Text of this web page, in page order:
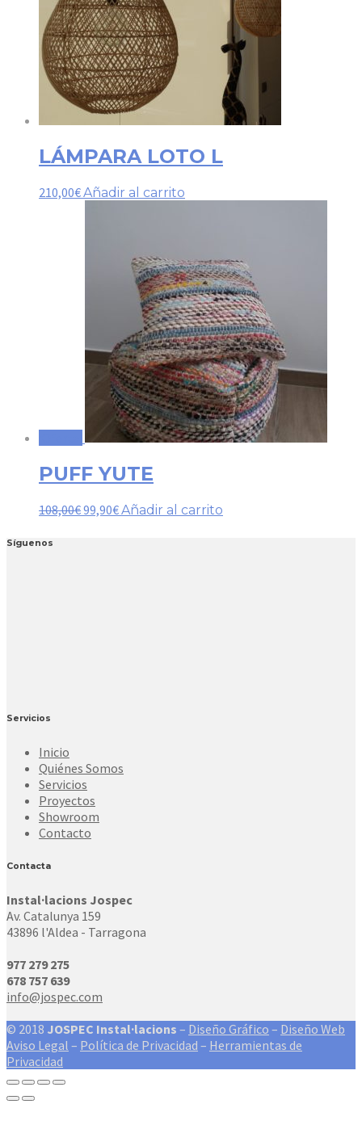
LÁMPARA LOTO L
210,00€Añadir al carrito
PUFF YUTE
108,00€99,90€Añadir al carrito
Síguenos
Servicios
Inicio
Quiénes Somos
Servicios
Proyectos
Showroom
Contacto
Contacta
Instal·lacions Jospec
Av. Catalunya 159
43896 l'Aldea - Tarragona
977 279 275
678 757 639
info@jospec.com
© 2018 JOSPEC Instal·lacions – Diseño Gráfico – Diseño Web
Aviso Legal – Política de Privacidad – Herramientas de
Privacidad